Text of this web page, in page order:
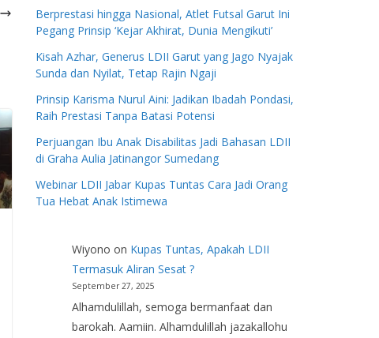
Berprestasi hingga Nasional, Atlet Futsal Garut Ini
Pegang Prinsip ‘Kejar Akhirat, Dunia Mengikuti’
Kisah Azhar, Generus LDII Garut yang Jago Nyajak
Sunda dan Nyilat, Tetap Rajin Ngaji
Prinsip Karisma Nurul Aini: Jadikan Ibadah Pondasi,
Raih Prestasi Tanpa Batasi Potensi
Perjuangan Ibu Anak Disabilitas Jadi Bahasan LDII
di Graha Aulia Jatinangor Sumedang
Webinar LDII Jabar Kupas Tuntas Cara Jadi Orang
Tua Hebat Anak Istimewa
Wiyono on Kupas Tuntas, Apakah LDII
Termasuk Aliran Sesat ?
September 27, 2025
Alhamdulillah, semoga bermanfaat dan
barokah. Aamiin. Alhamdulillah jazakallohu